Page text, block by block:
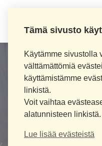
Tämä sivusto
Käytämme sivustolla
välttämättömiä
käyttämistämme
linkistä.
Voit vaihtaa
alatunnisteen linkistä.
Lue lisää evästeistä